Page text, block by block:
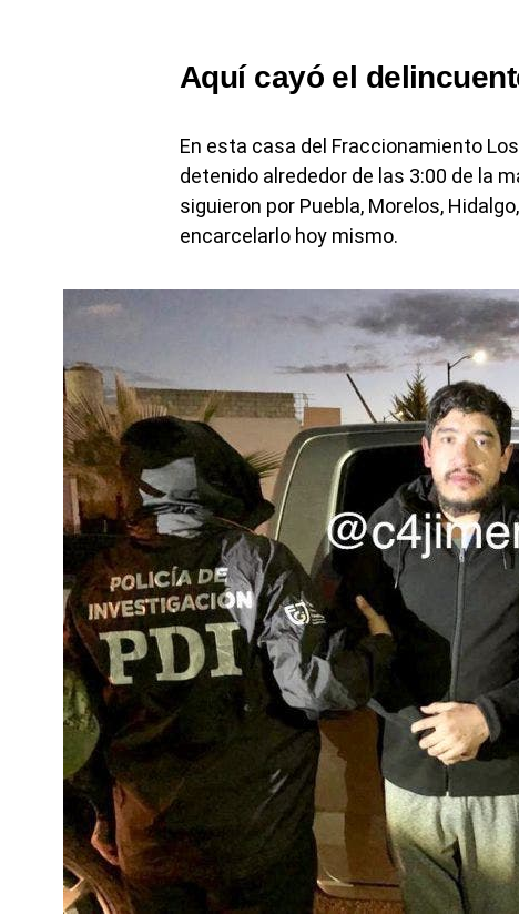
Aquí cayó el
En esta casa del Fraccionamiento
detenido alrededor de las 3:00 de la
siguieron por Puebla, Morelos,
encarcelarlo hoy mismo.